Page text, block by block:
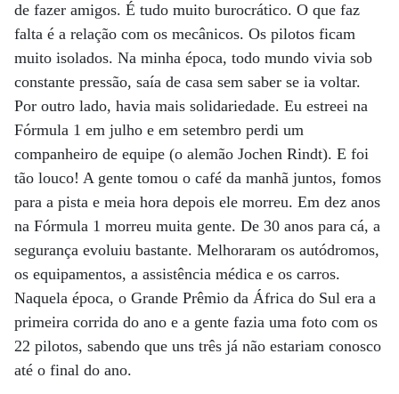
de fazer amigos. É tudo muito burocrático. O que faz
falta é a relação com os mecânicos. Os pilotos ficam
muito isolados. Na minha época, todo mundo vivia sob
constante pressão, saía de casa sem saber se ia voltar.
Por outro lado, havia mais solidariedade. Eu estreei na
Fórmula 1 em julho e em setembro perdi um
companheiro de equipe (o alemão Jochen Rindt). E foi
tão louco! A gente tomou o café da manhã juntos, fomos
para a pista e meia hora depois ele morreu. Em dez anos
na Fórmula 1 morreu muita gente. De 30 anos para cá, a
segurança evoluiu bastante. Melhoraram os autódromos,
os equipamentos, a assistência médica e os carros.
Naquela época, o Grande Prêmio da África do Sul era a
primeira corrida do ano e a gente fazia uma foto com os
22 pilotos, sabendo que uns três já não estariam conosco
até o final do ano.